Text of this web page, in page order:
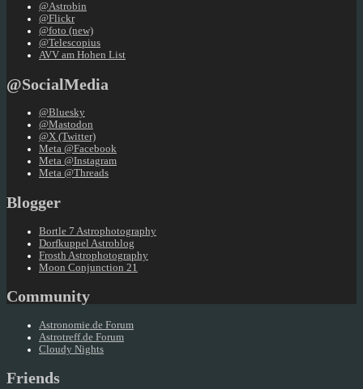
@Astrobin
@Flickr
@foto (new)
@Telescopius
AVV am Hohen List
@SocialMedia
@Bluesky
@Mastodon
@X (Twitter)
Meta @Facebook
Meta @Instagram
Meta @Threads
Blogger
Bortle 7 Astrophotography
Dorfkuppel Astroblog
Frosth Astrophotography
Moon Conjunction 21
Community
Astronomie.de Forum
Astrotreff.de Forum
Cloudy Nights
Friends